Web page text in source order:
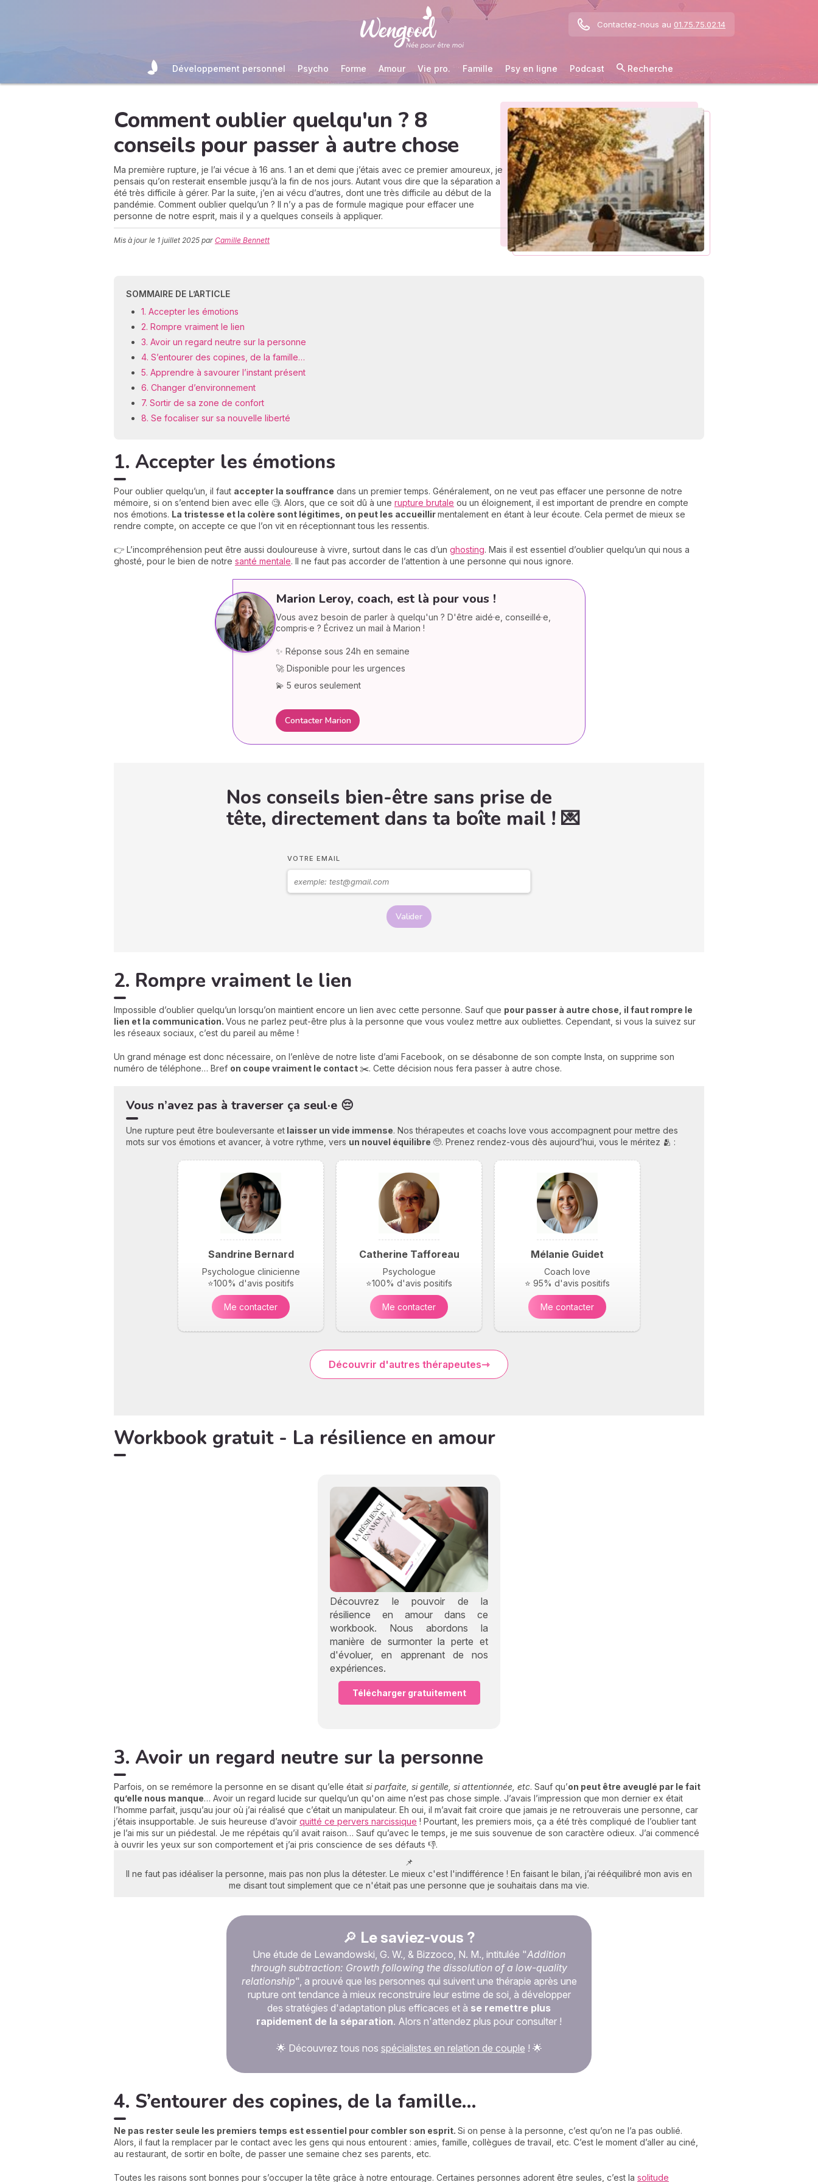
Contactez-nous au 01.75.75.02.14
Développement personnel Psycho Forme Amour Vie pro. Famille Psy en ligne Podcast Recherche
Comment oublier quelqu'un ? 8
conseils pour passer à autre chose
Ma première rupture, je l’ai vécue à 16 ans. 1 an et demi que j’étais avec ce premier amoureux, je
pensais qu’on resterait ensemble jusqu’à la fin de nos jours. Autant vous dire que la séparation a
été très difficile à gérer. Par la suite, j’en ai vécu d’autres, dont une très difficile au début de la
pandémie. Comment oublier quelqu’un ? Il n’y a pas de formule magique pour effacer une
personne de notre esprit, mais il y a quelques conseils à appliquer.
Mis à jour le 1 juillet 2025 par Camille Bennett
SOMMAIRE DE L’ARTICLE
1. Accepter les émotions
2. Rompre vraiment le lien
3. Avoir un regard neutre sur la personne
4. S’entourer des copines, de la famille…
5. Apprendre à savourer l’instant présent
6. Changer d’environnement
7. Sortir de sa zone de confort
8. Se focaliser sur sa nouvelle liberté
1. Accepter les émotions
Pour oublier quelqu’un, il faut accepter la souffrance dans un premier temps. Généralement, on ne veut pas effacer une personne de notre
mémoire, si on s’entend bien avec elle 🧐. Alors, que ce soit dû à une rupture brutale ou un éloignement, il est important de prendre en compte
nos émotions. La tristesse et la colère sont légitimes, on peut les accueillirmentalement en étant à leur écoute. Cela permet de mieux se
rendre compte, on accepte ce que l’on vit en réceptionnant tous les ressentis.
👉 L’incompréhension peut être aussi douloureuse à vivre, surtout dans le cas d’un ghosting. Mais il est essentiel d’oublier quelqu’un qui nous a
ghosté, pour le bien de notre santé mentale. Il ne faut pas accorder de l’attention à une personne qui nous ignore.
Marion Leroy, coach, est là pour vous !
Vous avez besoin de parler à quelqu'un ? D'être aidé·e, conseillé·e,
compris·e ? Écrivez un mail à Marion !
✨ Réponse sous 24h en semaine
🚀 Disponible pour les urgences
💫 5 euros seulement
Contacter Marion
Nos conseils bien-être sans prise de
tête, directement dans ta boîte mail ! 💌
VOTRE EMAIL
Valider
2. Rompre vraiment le lien
Impossible d’oublier quelqu’un lorsqu’on maintient encore un lien avec cette personne. Sauf que pour passer à autre chose, il faut rompre le
lien et la communication. Vous ne parlez peut-être plus à la personne que vous voulez mettre aux oubliettes. Cependant, si vous la suivez sur
les réseaux sociaux, c’est du pareil au même !
Un grand ménage est donc nécessaire, on l’enlève de notre liste d’ami Facebook, on se désabonne de son compte Insta, on supprime son
numéro de téléphone… Bref on coupe vraiment le contact ✂️. Cette décision nous fera passer à autre chose.
Vous n’avez pas à traverser ça seul·e 😔
Une rupture peut être bouleversante et laisser un vide immense. Nos thérapeutes et coachs love vous accompagnent pour mettre des
mots sur vos émotions et avancer, à votre rythme, vers un nouvel équilibre 🥺. Prenez rendez-vous dès aujourd’hui, vous le méritez 🫂 :
Sandrine Bernard
Psychologue clinicienne
⭐100% d'avis positifs
Me contacter
Catherine Tafforeau
Psychologue
⭐100% d'avis positifs
Me contacter
Mélanie Guidet
Coach love
⭐ 95% d'avis positifs
Me contacter
Découvrir d'autres thérapeutes
Workbook gratuit - La résilience en amour
Découvrez le pouvoir de la
résilience en amour dans ce
workbook. Nous abordons la
manière de surmonter la perte et
d'évoluer, en apprenant de nos
expériences.
Télécharger gratuitement
3. Avoir un regard neutre sur la personne
Parfois, on se remémore la personne en se disant qu’elle était si parfaite, si gentille, si attentionnée, etc. Sauf qu’on peut être aveuglé par le fait
qu’elle nous manque… Avoir un regard lucide sur quelqu’un qu'on aime n’est pas chose simple. J’avais l’impression que mon dernier ex était
l’homme parfait, jusqu’au jour où j’ai réalisé que c’était un manipulateur. Eh oui, il m’avait fait croire que jamais je ne retrouverais une personne, car
j’étais insupportable. Je suis heureuse d’avoir quitté ce pervers narcissique ! Pourtant, les premiers mois, ça a été très compliqué de l’oublier tant
je l’ai mis sur un piédestal. Je me répétais qu’il avait raison… Sauf qu’avec le temps, je me suis souvenue de son caractère odieux. J’ai commencé
à ouvrir les yeux sur son comportement et j’ai pris conscience de ses défauts 👎.
📌
Il ne faut pas idéaliser la personne, mais pas non plus la détester. Le mieux c'est l'indifférence ! En faisant le bilan, j’ai rééquilibré mon avis en
me disant tout simplement que ce n'était pas une personne que je souhaitais dans ma vie.
🔎 Le saviez-vous ?
Une étude de Lewandowski, G. W., & Bizzoco, N. M., intitulée "Addition
through subtraction: Growth following the dissolution of a low-quality
relationship", a prouvé que les personnes qui suivent une thérapie après une
rupture ont tendance à mieux reconstruire leur estime de soi, à développer
des stratégies d'adaptation plus efficaces et à se remettre plus
rapidement de la séparation. Alors n'attendez plus pour consulter !
🌟 Découvrez tous nos spécialistes en relation de couple ! 🌟
4. S’entourer des copines, de la famille…
Ne pas rester seule les premiers temps est essentiel pour combler son esprit. Si on pense à la personne, c’est qu’on ne l’a pas oublié.
Alors, il faut la remplacer par le contact avec les gens qui nous entourent : amies, famille, collègues de travail, etc. C’est le moment d’aller au ciné,
au restaurant, de sortir en boîte, de passer une semaine chez ses parents, etc.
Toutes les raisons sont bonnes pour s’occuper la tête grâce à notre entourage. Certaines personnes adorent être seules, c’est la solitude